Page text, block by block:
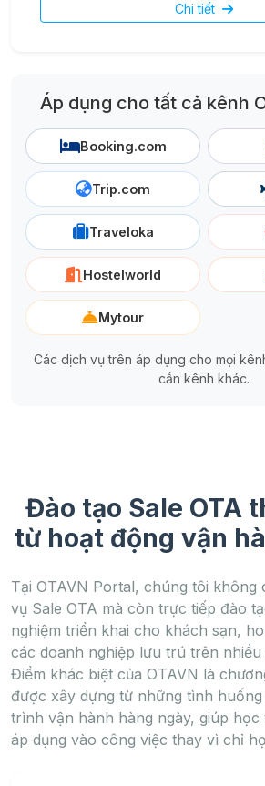
Chi tiết
Áp dụng cho tất cả kênh
Booking.com
Trip.com
Traveloka
Hostelworld
Mytour
Các dịch vụ trên áp dụng cho mọi
cần kênh khác.
Đào tạo Sale OTA
từ hoạt động vận
Tại OTAVN Portal, chúng tôi không
vụ Sale OTA mà còn trực tiếp đào
nghiệm triển khai cho khách sạn,
các doanh nghiệp lưu trú trên nhiều
Điểm khác biệt của OTAVN là
được xây dựng từ những tình
trình vận hành hàng ngày, giúp
áp dụng vào công việc thay vì chỉ